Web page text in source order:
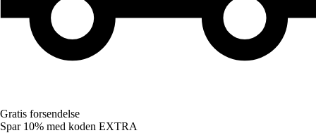
Gratis forsendelse
Spar 10% med koden EXTRA